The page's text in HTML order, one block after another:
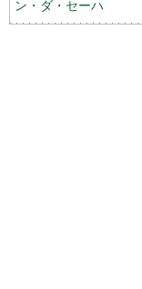
ン・ダ・セーハ